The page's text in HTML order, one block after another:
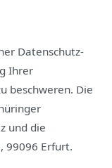
Datenschutz-
Ihrer
beschweren. Die
und die
99096 Erfurt.